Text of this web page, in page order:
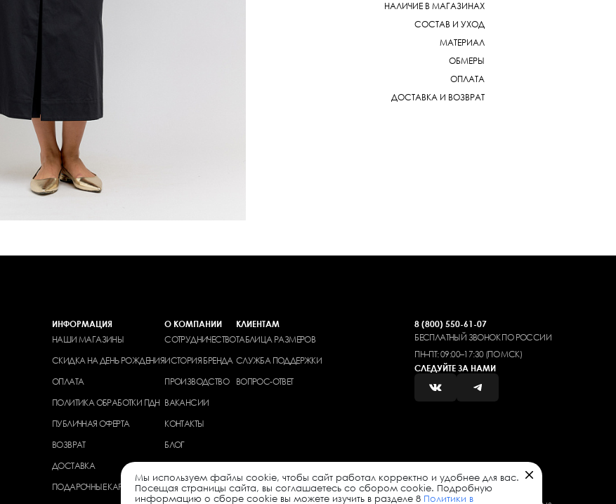
НАЛИЧИЕ В МАГАЗИНАХ
СОСТАВ И УХОД
МАТЕРИАЛ
ОБМЕРЫ
ОПЛАТА
ДОСТАВКА И ВОЗВРАТ
ИНФОРМАЦИЯ
НАШИ МАГАЗИНЫ
СКИДКА НА ДЕНЬ РОЖДЕНИЯ
ОПЛАТА
ПОЛИТИКА ОБРАБОТКИ ПДН
ПУБЛИЧНАЯ ОФЕРТА
ВОЗВРАТ
ДОСТАВКА
ПОДАРОЧНЫЕ КАРТЫ
О КОМПАНИИ
СОТРУДНИЧЕСТВО
ИСТОРИЯ БРЕНДА
ПРОИЗВОДСТВО
ВАКАНСИИ
КОНТАКТЫ
БЛОГ
КЛИЕНТАМ
ТАБЛИЦА РАЗМЕРОВ
СЛУЖБА ПОДДЕРЖКИ
ВОПРОС-ОТВЕТ
8 (800) 550-61-07
БЕСПЛАТНЫЙ ЗВОНОК ПО РОССИИ
ПН–ПТ: 09:00–17:30 (ПО МСК)
СЛЕДУЙТЕ ЗА НАМИ
Мы используем файлы cookie, чтобы сайт работал корректно и удобнее для вас.
Посещая страницы сайта, вы соглашаетесь со сбором cookie. Подробную
информацию о сборе cookie вы можете изучить в разделе 8 Политики в